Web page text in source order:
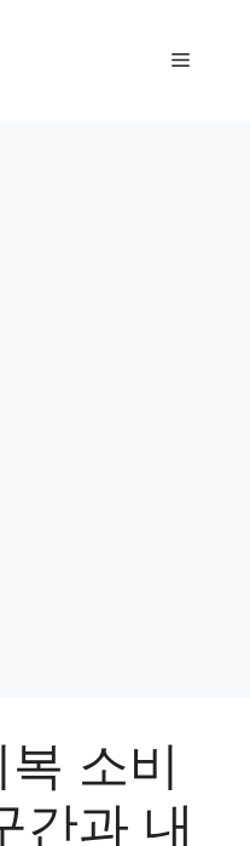
메
소비
간과 내